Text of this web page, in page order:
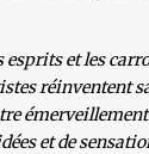
et les
réinventent
et de